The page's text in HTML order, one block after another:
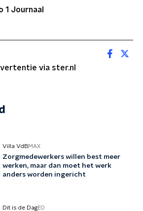
1 Journaal
via ster.nl
Villa VdBMAX
Zorgmedewerkers willen best meer
werken, maar dan moet het werk
anders worden ingericht
Dit is de DagEO